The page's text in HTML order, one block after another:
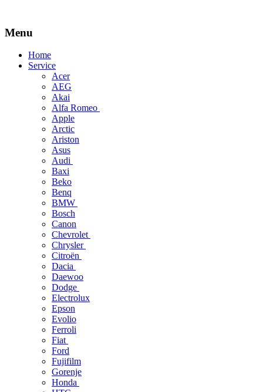
Menu
Skip
Home
Service
Acer
AEG
Akai
Alfa Romeo
Apple
Arctic
Ariston
Asus
Audi
Baxi
Beko
Benq
BMW
Bosch
Canon
Chevrolet
Chrysler
Citroën
Dacia
Daewoo
Dodge
Electrolux
Epson
Evolio
Ferroli
Fiat
Ford
Fujifilm
Gorenje
Honda